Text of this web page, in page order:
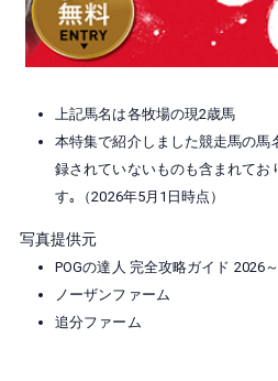
上記馬名は各牧場の現2歳馬
本特集で紹介しました競走馬の馬
録されていないものも含まれてお
す｡（2026年5月1日時点）
写真提供元
POGの達人 完全攻略ガイド 2026
ノーザンファーム
追分ファーム